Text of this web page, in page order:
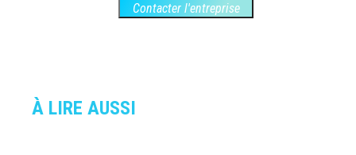
Contacter l'entreprise
À LIRE AUSSI